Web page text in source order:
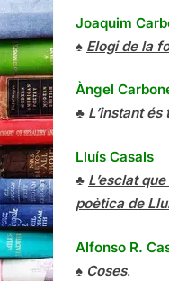
Joaquim
♠ Elogi de la
Àngel
♣ L’instant és
Lluís Casals
♣ L’esclat
poètica de
Alfonso R.
♠ Coses.